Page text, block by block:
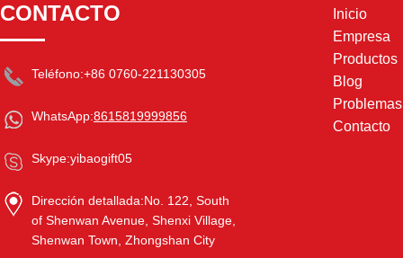
CONTACTO
Teléfono:+86 0760-221130305
WhatsApp:8615819999856
Skype:yibaogift05
Dirección detallada:No. 122, South
of Shenwan Avenue, Shenxi Village,
Shenwan Town, Zhongshan City
Inicio
Empresa
Productos
Blog
Contacto